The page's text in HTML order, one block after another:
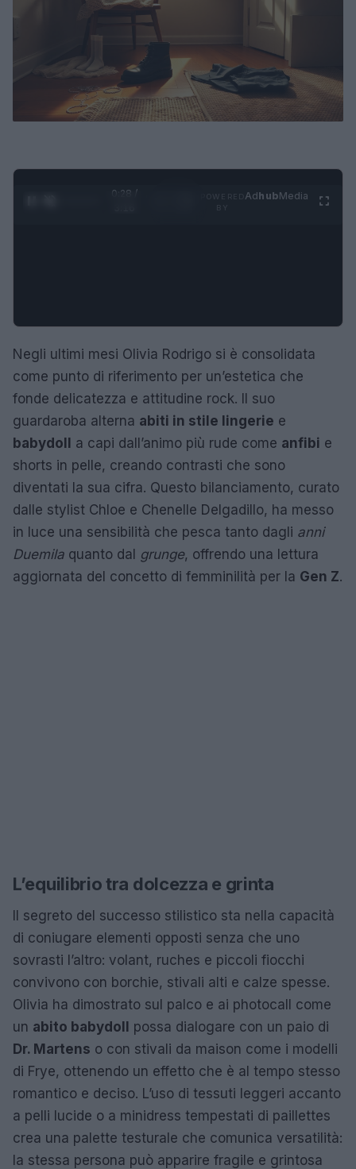
0:29 /
AdhubMedia
Negli ultimi mesi Olivia Rodrigo si è consolidata
come punto di riferimento per un’estetica che
fonde delicatezza e attitudine rock. Il suo
guardaroba alterna abiti in stile lingerie e
babydoll a capi dall’animo più rude come anfibi e
shorts in pelle, creando contrasti che sono
diventati la sua cifra. Questo bilanciamento, curato
dalle stylist Chloe e Chenelle Delgadillo, ha messo
in luce una sensibilità che pesca tanto dagli anni
Duemila quanto dal grunge, offrendo una lettura
aggiornata del concetto di femminilità per la Gen Z.
L’equilibrio tra dolcezza e grinta
Il segreto del successo stilistico sta nella capacità
di coniugare elementi opposti senza che uno
sovrasti l’altro: volant, ruches e piccoli fiocchi
convivono con borchie, stivali alti e calze spesse.
Olivia ha dimostrato sul palco e ai photocall come
un abito babydoll possa dialogare con un paio di
Dr. Martens o con stivali da maison come i modelli
di Frye, ottenendo un effetto che è al tempo stesso
romantico e deciso. L’uso di tessuti leggeri accanto
a pelli lucide o a minidress tempestati di paillettes
crea una palette testurale che comunica versatilità:
la stessa persona può apparire fragile e grintosa